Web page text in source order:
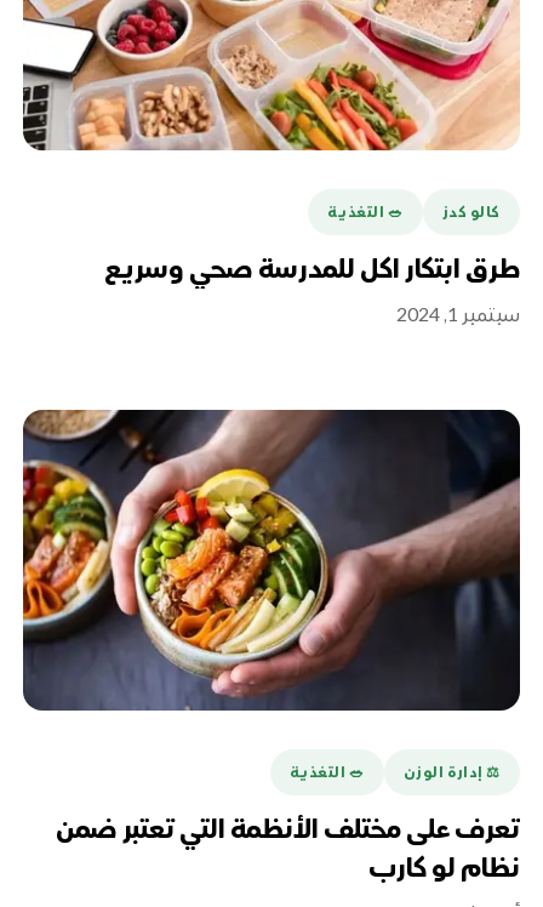
كالو كدز 🥗 التغذية
طرق ابتكار اكل للمدرسة صحي وسريع
سبتمبر 1, 2024
⚖️ إدارة الوزن 🥗 التغذية
تعرف على مختلف الأنظمة التي تعتبر ضمن
نظام لو كارب